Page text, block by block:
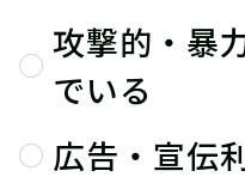
攻撃的・暴
でいる
広告・宣伝